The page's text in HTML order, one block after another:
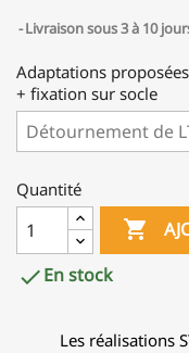
Livraison sous 3 à 10
Adaptations
+ fixation sur socle
Quantité

En stock
Les réalisations